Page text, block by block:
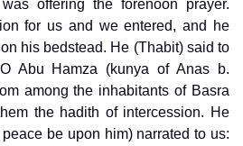
offering the forenoon prayer.
for us and we entered, and he
his bedstead. He (Thabit) said to
Abu Hamza (kunya of Anas b.
among the inhabitants of Basra
the hadith of intercession. He
be upon him) narrated to us: